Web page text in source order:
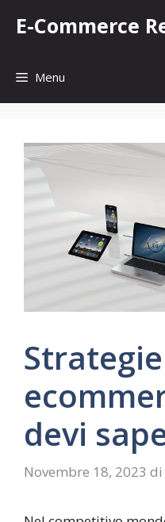
E-Commerce
Menu
devi
Novembre 18, 2023 di